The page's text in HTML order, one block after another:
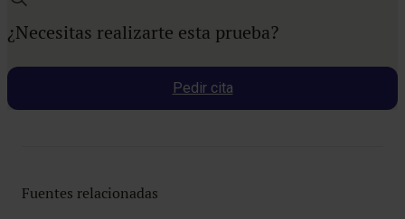
¿Necesitas realizarte esta prueba?
Pedir cita
Fuentes relacionadas